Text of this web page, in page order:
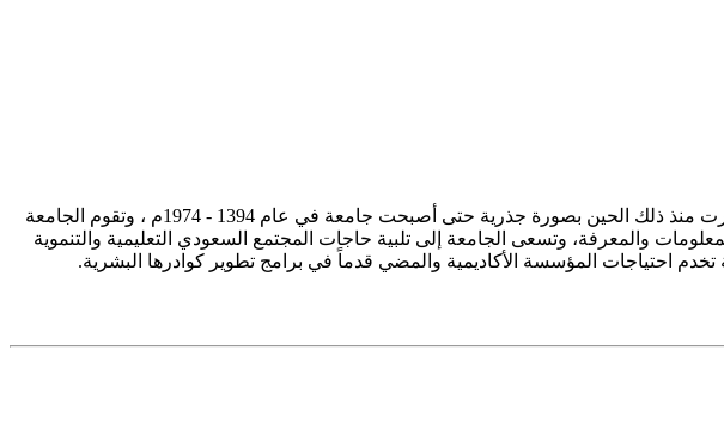
تأسست جامعة الإمام محمد بن سعود الإسلامية ممثلة في كلية الشريعة في سنة 1373هـ 1953م، وتطورت منذ ذلك الحين بصورة جذرية حتى أصبحت جامعة في عام 1394 - 1974م ، وتقوم الجامعة
والمعرفة، وتسعى الجامعة إلى تلبية حاجات المجتمع السعودي التعليمية والتنموية
تخدم احتياجات المؤسسة الأكاديمية والمضي قدماً في برامج تطوير كوادرها البشرية.